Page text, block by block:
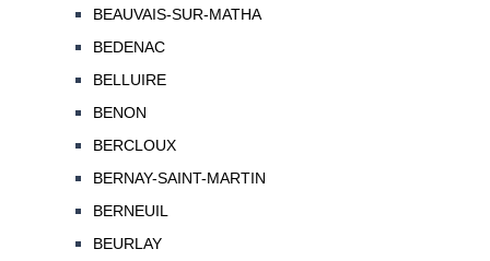
BEAUVAIS-SUR-MATHA
BEDENAC
BELLUIRE
BENON
BERCLOUX
BERNAY-SAINT-MARTIN
BERNEUIL
BEURLAY